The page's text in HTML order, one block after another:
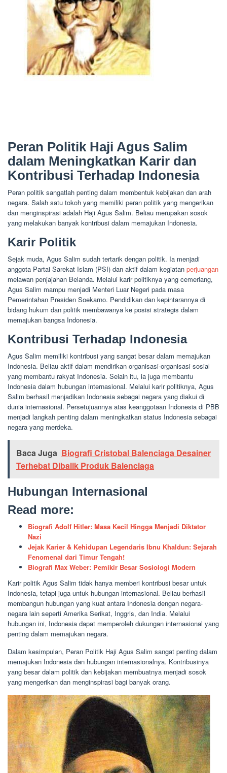
Peran Politik Haji Agus Salim
dalam Meningkatkan Karir dan
Kontribusi Terhadap Indonesia
Peran politik sangatlah penting dalam membentuk kebijakan dan arah
negara. Salah satu tokoh yang memiliki peran politik yang mengerikan
dan menginspirasi adalah Haji Agus Salim. Beliau merupakan sosok
yang melakukan banyak kontribusi dalam memajukan Indonesia.
Karir Politik
Sejak muda, Agus Salim sudah tertarik dengan politik. Ia menjadi
anggota Partai Sarekat Islam (PSI) dan aktif dalam kegiatan perjuangan
melawan penjajahan Belanda. Melalui karir politiknya yang cemerlang,
Agus Salim mampu menjadi Menteri Luar Negeri pada masa
Pemerintahan Presiden Soekarno. Pendidikan dan kepintarannya di
bidang hukum dan politik membawanya ke posisi strategis dalam
memajukan bangsa Indonesia.
Kontribusi Terhadap Indonesia
Agus Salim memiliki kontribusi yang sangat besar dalam memajukan
Indonesia. Beliau aktif dalam mendirikan organisasi-organisasi sosial
yang membantu rakyat Indonesia. Selain itu, ia juga membantu
Indonesia dalam hubungan internasional. Melalui karir politiknya, Agus
Salim berhasil menjadikan Indonesia sebagai negara yang diakui di
dunia internasional. Persetujuannya atas keanggotaan Indonesia di PBB
menjadi langkah penting dalam meningkatkan status Indonesia sebagai
negara yang merdeka.
Baca Juga Biografi Cristobal Balenciaga Desainer
Terhebat Dibalik Produk Balenciaga
Hubungan Internasional
Read more:
Biografi Adolf Hitler: Masa Kecil Hingga Menjadi Diktator
Nazi
Jejak Karier & Kehidupan Legendaris Ibnu Khaldun: Sejarah
Fenomenal dari Timur Tengah!
Biografi Max Weber: Pemikir Besar Sosiologi Modern
Karir politik Agus Salim tidak hanya memberi kontribusi besar untuk
Indonesia, tetapi juga untuk hubungan internasional. Beliau berhasil
membangun hubungan yang kuat antara Indonesia dengan negara-
negara lain seperti Amerika Serikat, Inggris, dan India. Melalui
hubungan ini, Indonesia dapat memperoleh dukungan internasional yang
penting dalam memajukan negara.
Dalam kesimpulan, Peran Politik Haji Agus Salim sangat penting dalam
memajukan Indonesia dan hubungan internasionalnya. Kontribusinya
yang besar dalam politik dan kebijakan membuatnya menjadi sosok
yang mengerikan dan menginspirasi bagi banyak orang.